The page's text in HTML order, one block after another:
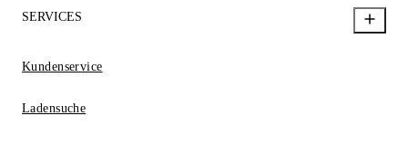
SERVICES
Kundenservice
Ladensuche